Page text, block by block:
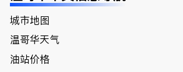
城市地图
温哥华天气
油站价格